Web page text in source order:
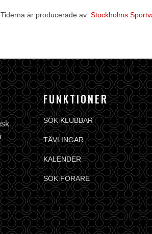
Tiderna är producerade av: Stockholms
FUNKTIONER
SÖK KLUBBAR
TÄVLINGAR
KALENDER
SÖK FÖRARE